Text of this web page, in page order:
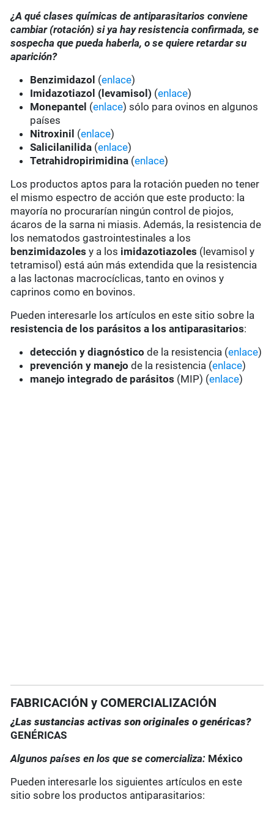
¿A qué clases químicas de antiparasitarios conviene
cambiar (rotación) si ya hay resistencia confirmada, se
sospecha que pueda haberla, o se quiere retardar su
aparición?
Benzimidazol (enlace)
Imidazotiazol (levamisol) (enlace)
Monepantel (enlace) sólo para ovinos en algunos
países
Nitroxinil (enlace)
Salicilanilida (enlace)
Tetrahidropirimidina (enlace)
Los productos aptos para la rotación pueden no tener
el mismo espectro de acción que este producto: la
mayoría no procurarían ningún control de piojos,
ácaros de la sarna ni miasis. Además, la resistencia de
los nematodos gastrointestinales a los
benzimidazoles y a los imidazotiazoles (levamisol y
tetramisol) está aún más extendida que la resistencia
a las lactonas macrocíclicas, tanto en ovinos y
caprinos como en bovinos.
Pueden interesarle los artículos en este sitio sobre la
resistencia de los parásitos a los antiparasitarios:
detección y diagnóstico de la resistencia (enlace)
prevención y manejo de la resistencia (enlace)
manejo integrado de parásitos (MIP) (enlace)
FABRICACIÓN y COMERCIALIZACIÓN
¿Las sustancias activas son originales o genéricas?
GENÉRICAS
Algunos países en los que se comercializa: México
Pueden interesarle los siguientes artículos en este
sitio sobre los productos antiparasitarios: